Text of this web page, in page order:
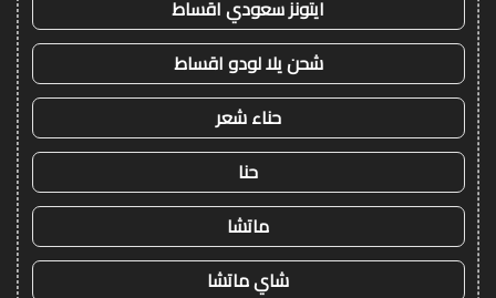
ايتونز سعودي اقساط
شحن يلا لودو اقساط
حناء شعر
حنا
ماتشا
شاي ماتشا